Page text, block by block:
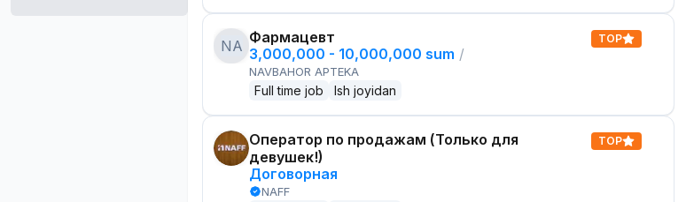
NA Фармацевт
3,000,000 - 10,000,000 sum /
NAVBAHOR APTEKA
Full time job Ish joyidan
TOP
Оператор по продажам (Только для
девушек!)
Договорная
NAFF
TOP